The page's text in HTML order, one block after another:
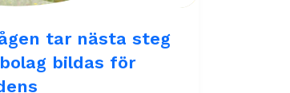
tar nästa steg
bildas för